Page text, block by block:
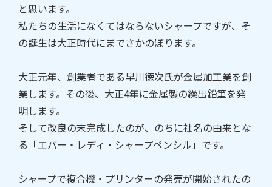
と思います。
私たちの生活になくてはならないシャープですが、そ
の誕生は大正時代にまでさかのぼります。
大正元年、創業者である早川徳次氏が金属加工業を創
業します。その後、大正4年に金属製の繰出鉛筆を発
明します。
そして改良の末完成したのが、のちに社名の由来とな
る「エバー・レディ・シャープペンシル」です。
シャープで複合機・プリンターの発売が開始されたの